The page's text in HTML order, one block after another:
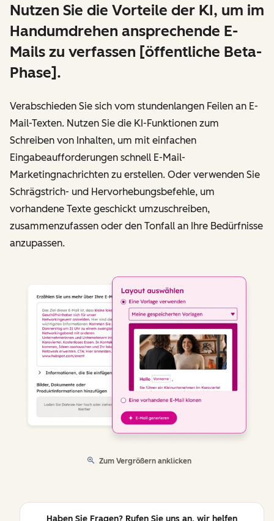
Nutzen Sie die Vorteile der KI, um im
Handumdrehen ansprechende E-
Mails zu verfassen [öffentliche Beta-
Phase].
Verabschieden Sie sich vom stundenlangen Feilen an E-
Mail-Texten. Nutzen Sie die KI-Funktionen zum
Schreiben von Inhalten, um mit einfachen
Eingabeaufforderungen schnell E-Mail-
Marketingnachrichten zu erstellen. Oder verwenden Sie
Schrägstrich- und Hervorhebungsbefehle, um
vorhandene Texte geschickt umzuschreiben,
zusammenzufassen oder den Tonfall an Ihre Bedürfnisse
anzupassen.
Zum Vergrößern anklicken